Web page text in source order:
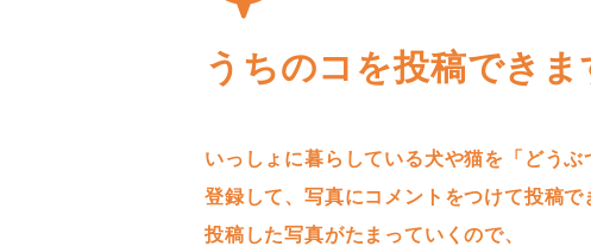
うちのコを投稿できま
いっしょに暮らしている犬や猫を「どうぶ
登録して、写真にコメントをつけて投稿で
投稿した写真がたまっていくので、